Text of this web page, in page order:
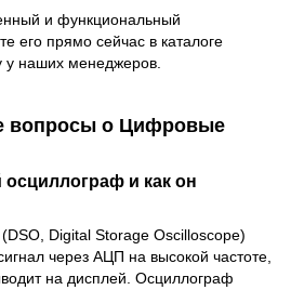
и функциональный
его прямо сейчас в каталоге
наших менеджеров.
вопросы о Цифровые
и как он
Digital Storage Oscilloscope)
через АЦП на высокой частоте,
на дисплей. Осциллограф